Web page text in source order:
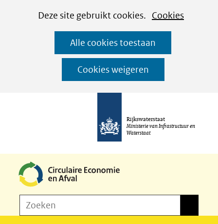
CookiesDeze site gebruikt cookies. Cookies
worden
toegestaan
geweigerd.
Alle cookies toestaan
Cookies weigeren
Ga
naar
de
inhoud
Rijkswaterstaat
Ministerie van Infrastructuur en
Waterstaat
o
Zoeken